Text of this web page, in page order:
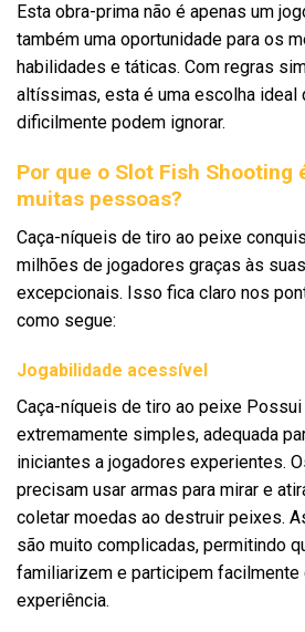
Esta obra-prima não é apenas um
também uma oportunidade para os
habilidades e táticas. Com regras
altíssimas, esta é uma escolha ideal
dificilmente podem ignorar.
Por que o Slot Fish Shooting
muitas pessoas?
Caça-níqueis de tiro ao peixe
milhões de jogadores graças às
excepcionais. Isso fica claro nos
como segue:
Jogabilidade acessível
Caça-níqueis de tiro ao peixe
extremamente simples, adequada
iniciantes a jogadores experientes.
precisam usar armas para mirar e
coletar moedas ao destruir peixes.
são muito complicadas, permitindo
familiarizem e participem facilmente
experiência.